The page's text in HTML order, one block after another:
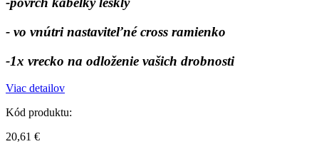
- vo vnútri nastaviteľné cross ramienko
-1x vrecko na odloženie vašich drobnosti
Viac detailov
Kód produktu:
20,61 €